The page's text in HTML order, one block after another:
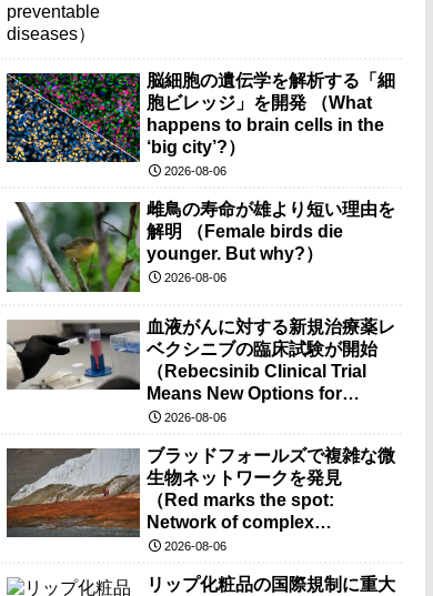
脳細胞の遺伝学を解析する「細
胞ビレッジ」を開発 （What
happens to brain cells in the
‘big city’?）
2026-08-06
雌鳥の寿命が雄より短い理由を
解明 （Female birds die
younger. But why?）
2026-08-06
血液がんに対する新規治療薬レ
ベクシニブの臨床試験が開始
（Rebecsinib Clinical Trial
Means New Options for
Blood Cancer）
2026-08-06
ブラッドフォールズで複雑な微
生物ネットワークを発見
（Red marks the spot:
Network of complex
microbes discovered at
2026-08-06
リップ化粧品の国際規制に重大